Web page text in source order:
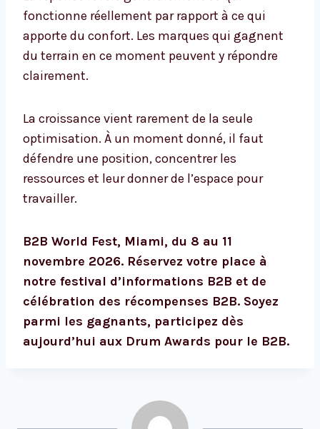
fonctionne réellement par rapport à ce qui
apporte du confort. Les marques qui gagnent
du terrain en ce moment peuvent y répondre
clairement.
La croissance vient rarement de la seule
optimisation. À un moment donné, il faut
défendre une position, concentrer les
ressources et leur donner de l’espace pour
travailler.
B2B World Fest, Miami, du 8 au 11
novembre 2026. Réservez votre place à
notre festival d’informations B2B et de
célébration des récompenses B2B. Soyez
parmi les gagnants, participez dès
aujourd’hui aux Drum Awards pour le B2B.